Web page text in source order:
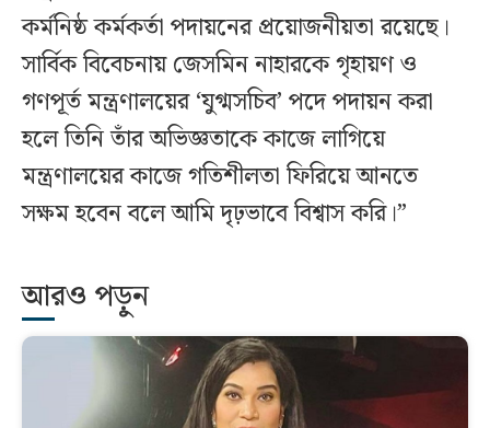
কর্মনিষ্ঠ কর্মকর্তা পদায়নের প্রয়োজনীয়তা রয়েছে।
সার্বিক বিবেচনায় জেসমিন নাহারকে গৃহায়ণ ও
গণপূর্ত মন্ত্রণালয়ের ‘যুগ্মসচিব’ পদে পদায়ন করা
হলে তিনি তাঁর অভিজ্ঞতাকে কাজে লাগিয়ে
মন্ত্রণালয়ের কাজে গতিশীলতা ফিরিয়ে আনতে
সক্ষম হবেন বলে আমি দৃঢ়ভাবে বিশ্বাস করি।”
আরও পড়ুন